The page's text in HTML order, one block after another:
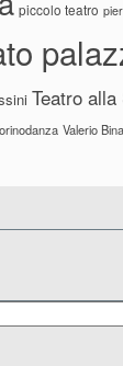
piccolo teatro
Teatro alla
Valerio